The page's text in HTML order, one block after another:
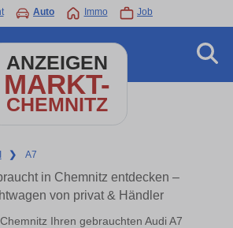
Auto Immo Job
ANZEIGEN
MARKT-
CHEMNITZ
❯ A7
in Chemnitz entdecken –
von privat & Händler
Ihren gebrauchten Audi A7